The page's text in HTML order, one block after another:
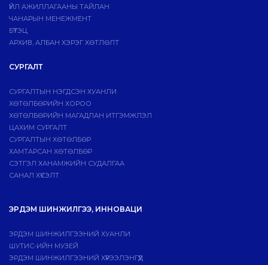
ҮЙЛ АЖИЛЛАГААНЫ ТАЙЛАН
ЧАНАРЫН МЕНЕЖМЕНТ
БҮТЭЦ
АРХИВ, АЛБАН ХЭРЭГ ХӨТЛӨЛТ
СУРГАЛТ
СУРГАЛТЫН НЭГДСЭН ХУАНЛИ
ХӨТӨЛБӨРИЙН ХОРОО
ХӨТӨЛБӨРИЙН МАГАДЛАН ИТГЭМЖЛЭЛ
ЦАХИМ СУРГАЛТ
СУРГАЛТЫН ХӨТӨЛБӨР
ХАМТАРСАН ХӨТӨЛБӨР
СЭТГЭЛ ХАНАМЖИЙН СУДАЛГАА
САНАЛ ХҮСЭЛТ
ЭРДЭМ ШИНЖИЛГЭЭ, ИННОВАЦИ
ЭРДЭМ ШИНЖИЛГЭЭНИЙ ХУАНЛИ
ШУТИС-ИЙН МУЗЕЙ
ЭРДЭМ ШИНЖИЛГЭЭНИЙ ХҮРЭЭЛЭНГҮҮД